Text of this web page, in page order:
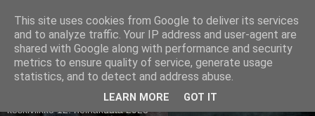
Pullollinen
keskiviikko 12. heinäkuuta 2023
This site uses cookies from Google to deliver its services
and to analyze traffic. Your IP address and user-agent are
shared with Google along with performance and security
metrics to ensure quality of service, generate usage
statistics, and to detect and address abuse.
LEARN MORE GOT IT